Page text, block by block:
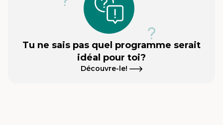
Tu ne sais pas quel programme serait
idéal pour toi?
Découvre-le!